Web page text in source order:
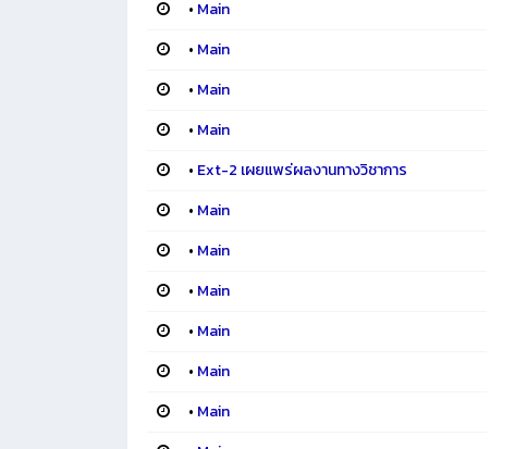
• Main
• Main
• Main
• Main
• Ext-2 เผยแพร่ผลงานทางวิชาการ
• Main
• Main
• Main
• Main
• Main
• Main